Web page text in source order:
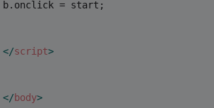
b.onclick = start;
</script>
</body>